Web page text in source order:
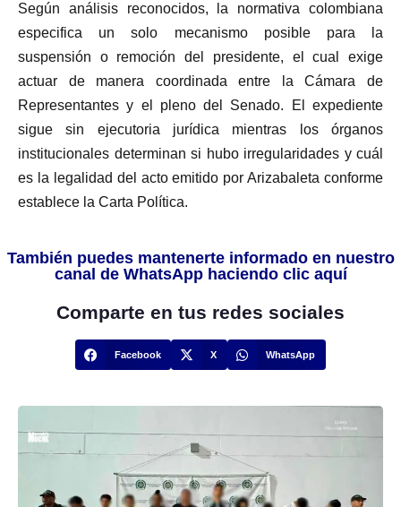
Según análisis reconocidos, la normativa colombiana
especifica un solo mecanismo posible para la
suspensión o remoción del presidente, el cual exige
actuar de manera coordinada entre la Cámara de
Representantes y el pleno del Senado. El expediente
sigue sin ejecutoria jurídica mientras los órganos
institucionales determinan si hubo irregularidades y cuál
es la legalidad del acto emitido por Arizabaleta conforme
establece la Carta Política.
También puedes mantenerte informado en nuestro
canal de WhatsApp haciendo clic aquí
Comparte en tus redes sociales
Facebook X WhatsApp